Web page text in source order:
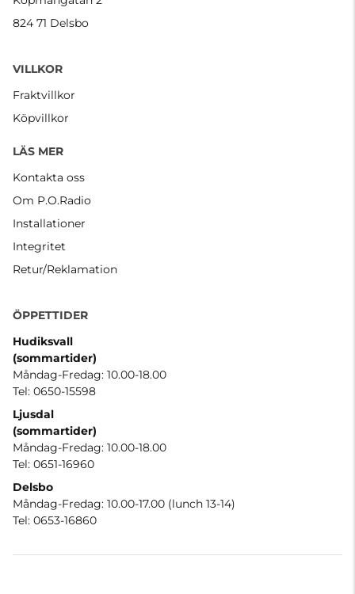
824 71 Delsbo
VILLKOR
Fraktvillkor
Köpvillkor
LÄS MER
Kontakta oss
Om P.O.Radio
Installationer
Integritet
Retur/Reklamation
ÖPPETTIDER
Hudiksvall
(sommartider)
Måndag-Fredag: 10.00-18.00
Tel: 0650-15598
Ljusdal
(sommartider)
Måndag-Fredag: 10.00-18.00
Tel: 0651-16960
Delsbo
Måndag-Fredag: 10.00-17.00 (lunch 13-14)
Tel: 0653-16860